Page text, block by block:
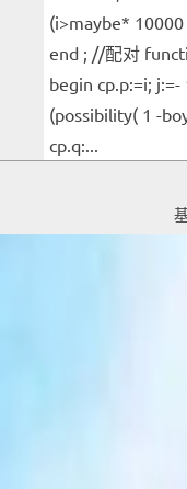
(i>maybe*
end ; //配对
begin cp.p:=i;
(possibility( 1 -
cp.q:...